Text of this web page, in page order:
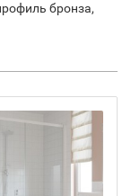
бронза,